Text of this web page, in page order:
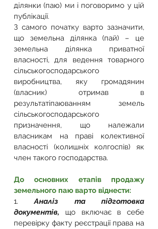
ділянки (паю) ми і поговоримо у цій
публікації.
З самого початку варто зазначити,
що земельна ділянка (пай) – це
земельна ділянка приватної
власності, для ведення товарного
сільськогосподарського
виробництва, яку громадянин
(власник) отримав в
результатіпаюванням земель
сільськогосподарського
призначення, що належали
власникам на праві колективної
власності (колишніх колгоспів) як
член такого господарства.
До основних етапів продажу
земельного паю варто віднести:
1. Аналіз та підготовка
документів, що включає в себе
перевірку факту реєстрації права на